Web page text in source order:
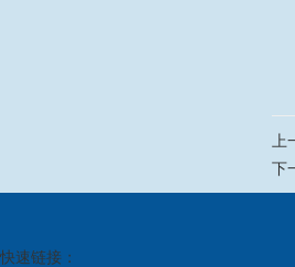
上
下
快速链接：